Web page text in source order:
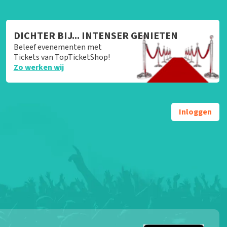
DICHTER BIJ... INTENSER GENIETEN
Beleef evenementen met
Tickets van TopTicketShop!
Zo werken wij
Inloggen